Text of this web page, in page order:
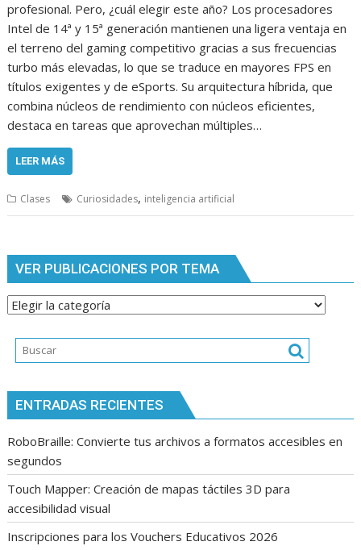
profesional. Pero, ¿cuál elegir este año? Los procesadores
Intel de 14ª y 15ª generación mantienen una ligera ventaja en
el terreno del gaming competitivo gracias a sus frecuencias
turbo más elevadas, lo que se traduce en mayores FPS en
títulos exigentes y de eSports. Su arquitectura híbrida, que
combina núcleos de rendimiento con núcleos eficientes,
destaca en tareas que aprovechan múltiples…
LEER MÁS
Clases Curiosidades, inteligencia artificial
VER PUBLICACIONES POR TEMA
Ver
por
tema
ENTRADAS RECIENTES
RoboBraille: Convierte tus archivos a formatos accesibles en
segundos
Touch Mapper: Creación de mapas táctiles 3D para
accesibilidad visual
Inscripciones para los Vouchers Educativos 2026